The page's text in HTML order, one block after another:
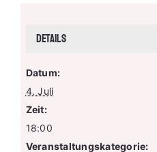
Details
Datum:
4. Juli
Zeit:
18:00
Veranstaltungskategorie: